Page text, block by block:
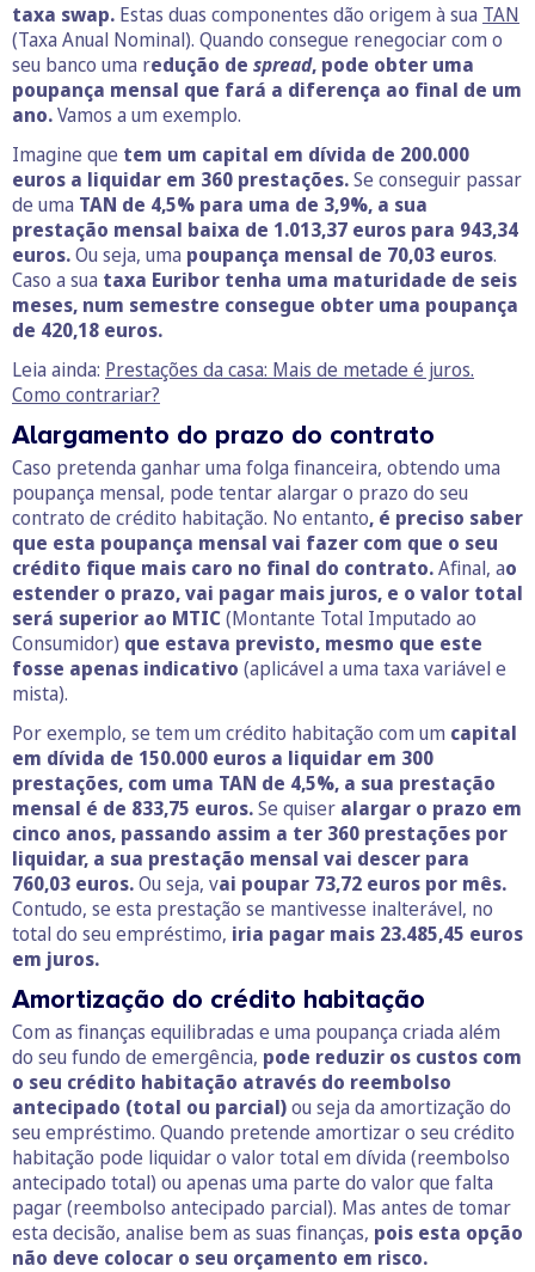
taxa swap. Estas duas componentes dão origem à sua TAN
(Taxa Anual Nominal). Quando consegue renegociar com o
seu banco uma redução de spread, pode obter uma
poupança mensal que fará a diferença ao final de um
ano.Vamos a um exemplo.
Imagine que tem um capital em dívida de 200.000
euros a liquidar em 360 prestações.Se conseguir passar
de uma TAN de 4,5% para uma de 3,9%, a sua
prestação mensal baixa de 1.013,37 euros para 943,34
euros.Ou seja, uma poupança mensal de 70,03 euros.
Caso a sua taxa Euribor tenha uma maturidade de seis
meses, num semestre consegue obter uma poupança
de 420,18 euros.
Leia ainda: Prestações da casa: Mais de metade é juros.
Como contrariar?
Alargamento do prazo do contrato
Caso pretenda ganhar uma folga financeira, obtendo uma
poupança mensal, pode tentar alargar o prazo do seu
contrato de crédito habitação. No entanto, é preciso saber
que esta poupança mensal vai fazer com que o seu
crédito fique mais caro no final do contrato.Afinal, ao
estender o prazo, vai pagar mais juros, e o valor total
será superior ao MTIC(Montante Total Imputado ao
Consumidor) que estava previsto, mesmo que este
fosse apenas indicativo (aplicável a uma taxa variável e
mista).
Por exemplo, se tem um crédito habitação com um capital
em dívida de 150.000 euros a liquidar em 300
prestações, com uma TAN de 4,5%, a sua prestação
mensal é de 833,75 euros.Se quiser alargar o prazo em
cinco anos, passando assim a ter 360 prestações por
liquidar, a sua prestação mensal vai descer para
760,03 euros.Ou seja, vai poupar 73,72 euros por mês.
Contudo, se esta prestação se mantivesse inalterável, no
total do seu empréstimo, iria pagar mais 23.485,45 euros
em juros.
Amortização do crédito habitação
Com as finanças equilibradas e uma poupança criada além
do seu fundo de emergência, pode reduzir os custos com
o seu crédito habitação através do reembolso
antecipado (total ou parcial)ou seja da amortização do
seu empréstimo. Quando pretende amortizar o seu crédito
habitação pode liquidar o valor total em dívida (reembolso
antecipado total) ou apenas uma parte do valor que falta
pagar (reembolso antecipado parcial). Mas antes de tomar
esta decisão, analise bem as suas finanças, pois esta opção
não deve colocar o seu orçamento em risco.